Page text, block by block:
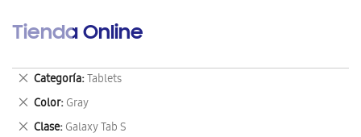
Tienda Online
Categoría Tablets
Eliminar
este
artículo
Color Gray
Eliminar
este
Clase Galaxy Tab S
Eliminar